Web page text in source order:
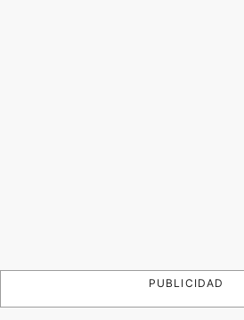
PUBLICIDAD